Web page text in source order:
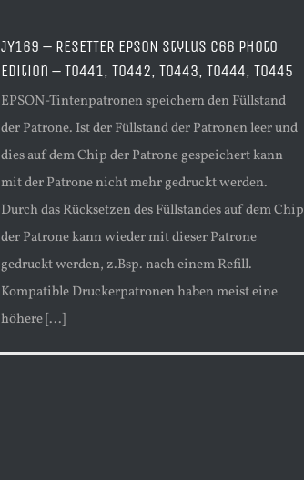
JY169 – RESETTER EPSON Stylus C66 Photo
Edition – T0441, T0442, T0443, T0444, T0445
EPSON-Tintenpatronen speichern den Füllstand
der Patrone. Ist der Füllstand der Patronen leer und
dies auf dem Chip der Patrone gespeichert kann
mit der Patrone nicht mehr gedruckt werden.
Durch das Rücksetzen des Füllstandes auf dem Chip
der Patrone kann wieder mit dieser Patrone
gedruckt werden, z.Bsp. nach einem Refill.
Kompatible Druckerpatronen haben meist eine
höhere [...]